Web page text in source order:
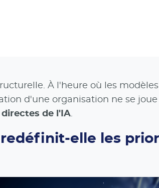
À l'heure où les
d'une organisation ne se
de l'IA.
redéfinit-elle les